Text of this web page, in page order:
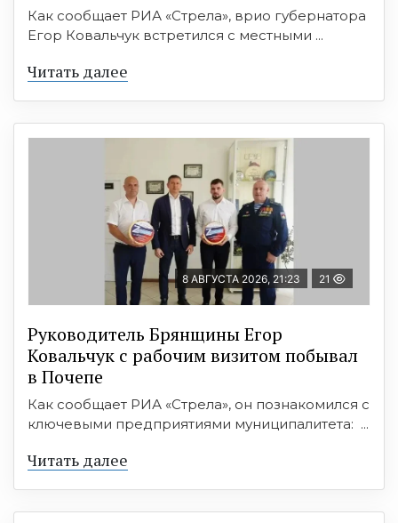
Как сообщает РИА «Стрела», врио губернатора
Егор Ковальчук встретился с местными ...
Читать далее
8 АВГУСТА 2026, 21:23 21
Руководитель Брянщины Егор
Ковальчук с рабочим визитом побывал
в Почепе
Как сообщает РИА «Стрела», он познакомился с
ключевыми предприятиями муниципалитета: ...
Читать далее